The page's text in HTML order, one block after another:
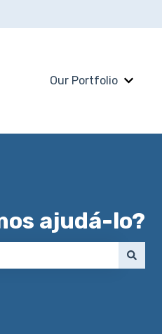
submenu para traduções
Our Portfolio
ajudá-lo?